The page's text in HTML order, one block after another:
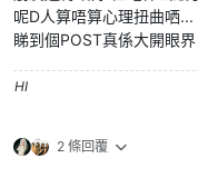
呢D人算唔算心理扭曲哂...
睇到個POST真係大開眼
HI
2 條回覆